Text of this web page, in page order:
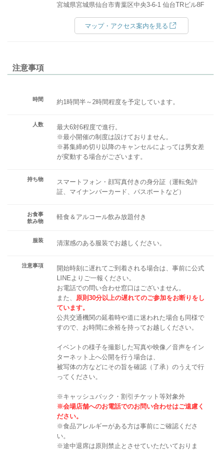
宮城県宮城県仙台市青葉区中央3-6-1 仙台TRビル8F
マップ・アクセス案内を見る
注意事項
時間 約1時間半～2時間程度を予定しています。
人数
最大6対6程度で進行。
※最小開催の制度は設けておりません。
※募集締め切り以降のキャンセルによっては男女差
が変動する場合がございます。
持ち物
スマートフォン・顔写真付きの身分証（運転免許
証、マイナンバーカード、パスポートなど）
お食事
飲み物
軽食＆アルコール飲み放題付き
服装 清潔感のある服装でお越しください。
注意事項
開始時刻に遅れてご到着される場合は、事前に公式
LINEよりご一報ください。
お電話での問い合わせ窓口はございません。
また、 原則30分以上の遅れてのご参加をお断りをし
ています。
公共交通機関の延着時や道に迷われた場合も同様で
すので、お時間に余裕を持ってお越しください。
イベントの様子を撮影した写真や映像／音声をイン
ターネット上へ公開を行う場合は、
被写体の方などにその旨を確認（了承）のうえで行
ってください。
※キャッシュバック・割引チケット等対象外
※会場店舗へのお電話でのお問い合わせはご遠慮く
ださい。
※食品アレルギーがある方は事前にご確認くださ
い。
※途中退席は原則禁止とさせていただいておりま